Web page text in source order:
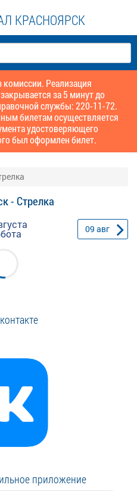
КРАСНОЯРСК
комиссии. Реализация
за 5 минут до
службы: 220-11-72.
билетам осуществляется
удостоверяющего
был оформлен билет.
- Стрелка
09 авг
приложение